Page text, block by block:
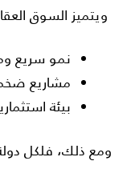
ويتميز السوق
نمو سريع
مشاريع
بيئة
ومع ذلك، فلكل